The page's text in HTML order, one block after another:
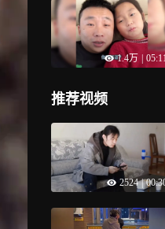
1.4万
推荐视频
2524 |